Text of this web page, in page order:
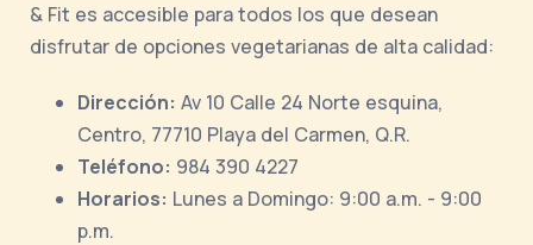
& Fit es accesible para todos los que desean
disfrutar de opciones vegetarianas de alta calidad:
Dirección: Av 10 Calle 24 Norte esquina,
Centro, 77710 Playa del Carmen, Q.R.
Teléfono: 984 390 4227
Horarios: Lunes a Domingo: 9:00 a.m. - 9:00
p.m.